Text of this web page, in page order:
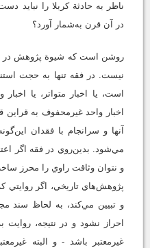
ناظر به حادثة کربلا را نبايد
در آن قرن به‌شمار آورد؟
روشن است كه شيوة پژوهش در
نيست. در فقه تنها به حجت
است، يا اخبار متواتر، يا
اخبار واحد غيرمحفوف به قراين
آنها و سرانجام با فقدان
مي‌شود. بدين‌روي در فقه اگر
و نتوان وثاقت راوي را محرز
پژوهش‌هاي تاريخي، اگر روايتي
و تبيين مي‌کند، به لحاظ سند
احراز نشود و در نتيجه،
غيرمعتبر باشد - و البته